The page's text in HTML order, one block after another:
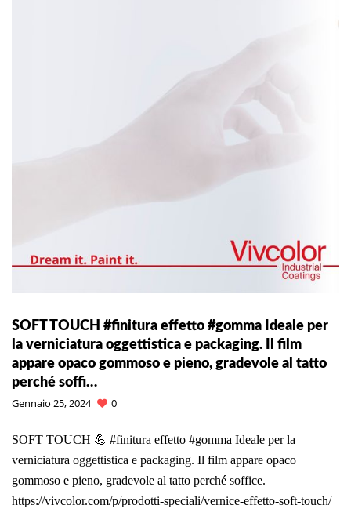
SOFT TOUCH #finitura effetto #gomma Ideale per
la verniciatura oggettistica e packaging. Il film
appare opaco gommoso e pieno, gradevole al tatto
perché soffi…
Gennaio 25, 2024
0
SOFT TOUCH 💪 #finitura effetto #gomma Ideale per la
verniciatura oggettistica e packaging. Il film appare opaco
gommoso e pieno, gradevole al tatto perché soffice.
https://vivcolor.com/p/prodotti-speciali/vernice-effetto-soft-touch/